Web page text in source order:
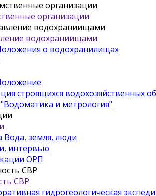
организации
водохраниищами
о водохранилищах
строящихся водохозяйственных
и метрология"
Вода, земля, люди
интервью
ОРП
СВР
гидрогеологическая